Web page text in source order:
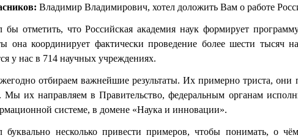
Владимир Владимирович, хотел доложить Вам о работе
бы отметить, что Российская академия наук формирует
она координирует фактически проведение более шести тысяч
у нас в 714 научных учреждениях.
отбираем важнейшие результаты. Их примерно триста, они
Мы их направляем в Правительство, федеральным органам
системе, в домене «Наука и инновации».
буквально несколько привести примеров, чтобы понимать, о